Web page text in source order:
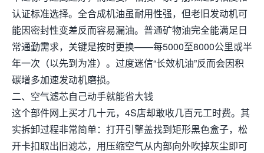
认证标准选择。全合成机油虽耐用性强，但老旧发动机可
能因密封性变差反而容易漏油。普通矿物油完全能满足日
常通勤需求，关键是按时更换——每5000至8000公里或半
年一次（以先到为准）。过度迷信“长效机油”反而会因积
碳增多加速发动机磨损。
二、空气滤芯自己动手就能省大钱
这个部件网上买才几十元，4S店却敢收几百元工时费。其
实拆卸过程非常简单：打开引擎盖找到矩形黑色盒子，松
开卡扣取出旧滤芯，用压缩空气从内部向外吹掉灰尘即可